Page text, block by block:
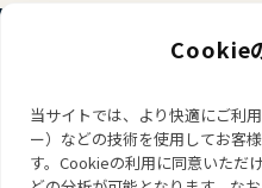
Cookie
当サイトでは、より快適にご利
ー）などの技術を使用してお客
す。Cookieの利用に同意いただ
プロジェクト
を、一緒に